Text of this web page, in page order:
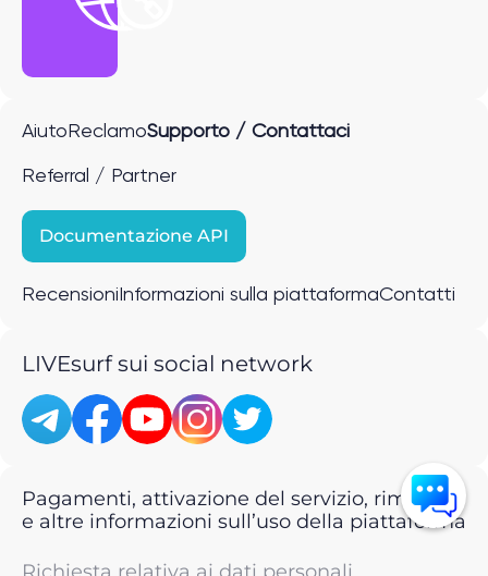
Aiuto ReclamoSupporto / Contattaci
Referral / Partner
Documentazione API
Recensioni Informazioni sulla piattaformaContatti
LIVEsurf sui social network
Pagamenti, attivazione del servizio, rimborsi
e altre informazioni sull’uso della piattaforma
Richiesta relativa ai dati personali